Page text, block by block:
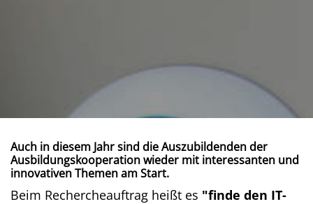
Auch in diesem Jahr sind die Auszubildenden der
Ausbildungskooperation wieder mit interessanten und
innovativen Themen am Start.
Beim Rechercheauftrag heißt es "finde den IT-